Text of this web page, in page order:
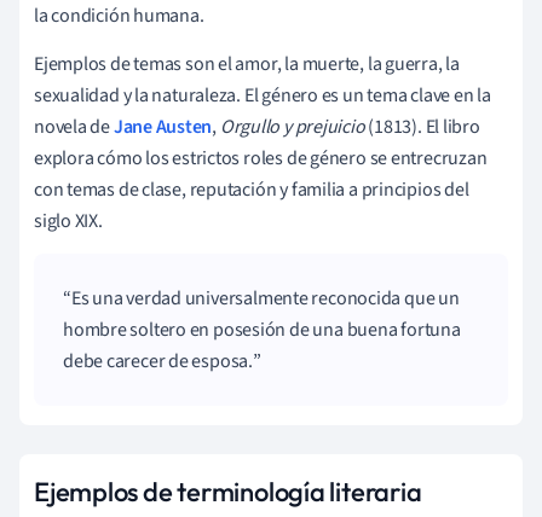
la condición humana.
Ejemplos de temas son el amor, la muerte, la guerra, la
sexualidad y la naturaleza. El género es un tema clave en la
novela deJane Austen, Orgullo y prejuicio(1813). El libro
explora cómo los estrictos roles de género se entrecruzan
con temas de clase, reputación y familia a principios del
siglo XIX.
Es una verdad universalmente reconocida que un
hombre soltero en posesión de una buena fortuna
debe carecer de esposa.
Ejemplos de terminología literaria